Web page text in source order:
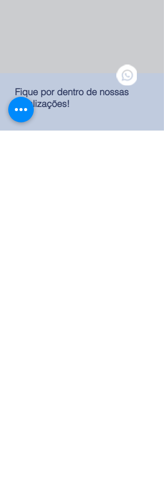
Fique por dentro de nossas
atualizações!